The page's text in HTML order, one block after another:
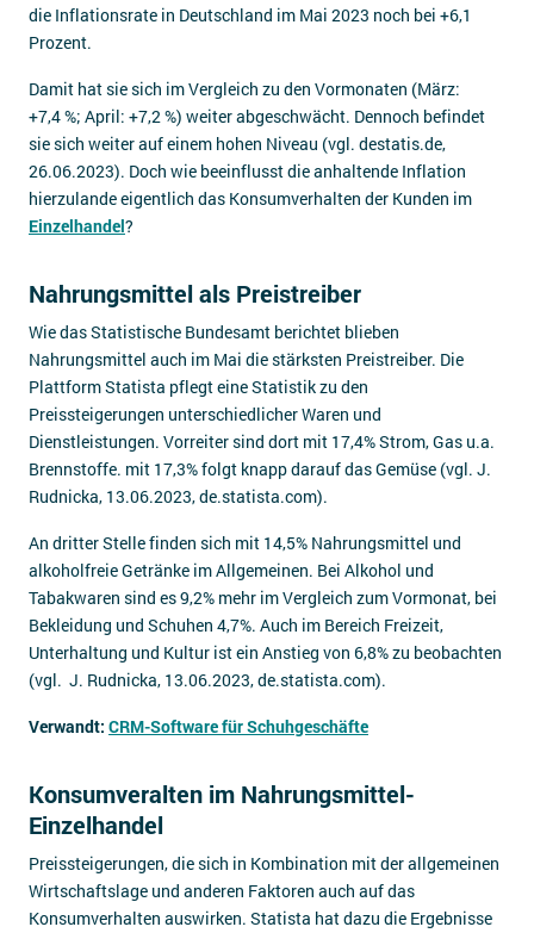
die Inflationsrate in Deutschland im Mai 2023 noch bei +6,1
Prozent.
Damit hat sie sich im Vergleich zu den Vormonaten (März:
+7,4 %; April: +7,2 %) weiter abgeschwächt. Dennoch befindet
sie sich weiter auf einem hohen Niveau (vgl. destatis.de,
26.06.2023). Doch wie beeinflusst die anhaltende Inflation
hierzulande eigentlich das Konsumverhalten der Kunden im
Einzelhandel?
Nahrungsmittel als Preistreiber
Wie das Statistische Bundesamt berichtet blieben
Nahrungsmittel auch im Mai die stärksten Preistreiber. Die
Plattform Statista pflegt eine Statistik zu den
Preissteigerungen unterschiedlicher Waren und
Dienstleistungen. Vorreiter sind dort mit 17,4% Strom, Gas u.a.
Brennstoffe. mit 17,3% folgt knapp darauf das Gemüse (vgl. J.
Rudnicka, 13.06.2023, de.statista.com).
An dritter Stelle finden sich mit 14,5% Nahrungsmittel und
alkoholfreie Getränke im Allgemeinen. Bei Alkohol und
Tabakwaren sind es 9,2% mehr im Vergleich zum Vormonat, bei
Bekleidung und Schuhen 4,7%. Auch im Bereich Freizeit,
Unterhaltung und Kultur ist ein Anstieg von 6,8% zu beobachten
(vgl. J. Rudnicka, 13.06.2023, de.statista.com).
Verwandt: CRM-Software für Schuhgeschäfte
Konsumveralten im Nahrungsmittel-
Einzelhandel
Preissteigerungen, die sich in Kombination mit der allgemeinen
Wirtschaftslage und anderen Faktoren auch auf das
Konsumverhalten auswirken. Statista hat dazu die Ergebnisse